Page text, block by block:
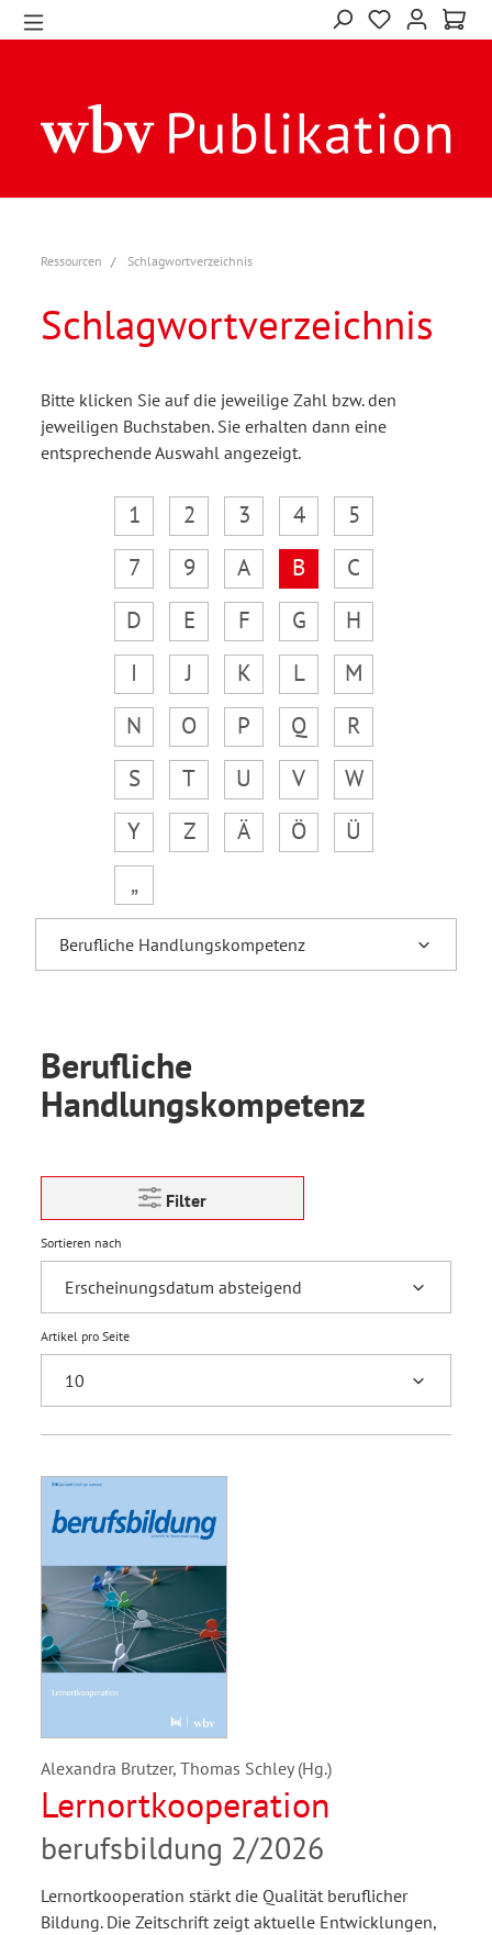
Ressourcen Schlagwortverzeichnis
Schlagwortverzeichnis
Bitte klicken Sie auf die jeweilige Zahl bzw. den
jeweiligen Buchstaben. Sie erhalten dann eine
entsprechende Auswahl angezeigt.
1 2 3 4
5
7
9 A B
C
D
E F G
H
I
J K L
M
N
O P Q
R
S
T U V
W
Y
Z Ä Ö
Ü
„
Berufliche
Handlungskompetenz
Filter
Sortieren nach
Artikel pro Seite
Alexandra Brutzer, Thomas Schley (Hg.)
Lernortkooperation
berufsbildung 2/2026
Lernortkooperation stärkt die Qualität beruflicher
Bildung. Die Zeitschrift zeigt aktuelle Entwicklungen,